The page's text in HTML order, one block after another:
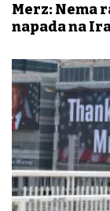
Merz: Nema
napada na